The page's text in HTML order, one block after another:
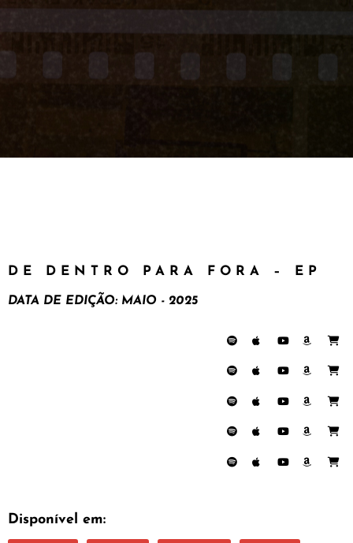
DE DENTRO PARA FORA – EP
DATA DE EDIÇÃO: MAIO - 2025
Disponível em: